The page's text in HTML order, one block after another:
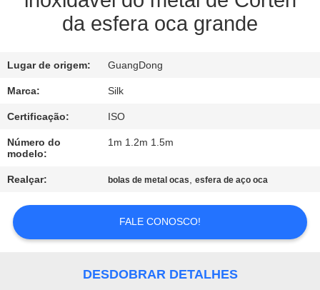
PEÇA
UMAS
CITAÇÕES
MAPA
DO
SITE
PRIVACY
da esfera oca grande
Lugar de origem: GuangDong
Marca: Silk
Certificação: ISO
Número do
modelo:
1m 1.2m 1.5m
Realçar: bolas de metal ocas,esfera de aço oca
FALE CONOSCO!
DESDOBRAR DETALHES